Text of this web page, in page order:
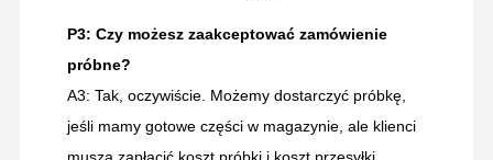
P3: Czy możesz zaakceptować zamówienie
próbne?
A3: Tak, oczywiście. Możemy dostarczyć próbkę,
jeśli mamy gotowe części w magazynie, ale klienci
muszą zapłacić koszt próbki i koszt przesyłki